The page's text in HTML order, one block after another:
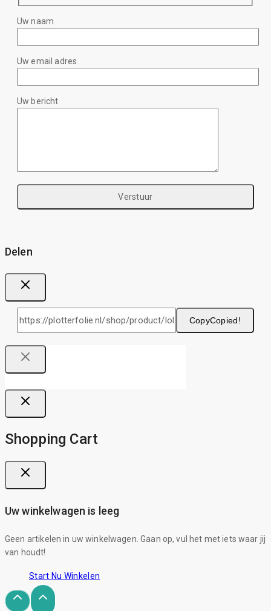
Uw naam
Uw email adres
Uw bericht
Delen
CopyCopied!
Shopping Cart
Uw winkelwagen is leeg
Geen artikelen in uw winkelwagen. Gaan op, vul het met iets waar jij
van houdt!
Start Nu Winkelen